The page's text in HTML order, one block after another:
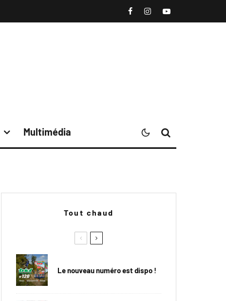
Multimédia
Tout chaud
Le nouveau numéro est dispo !